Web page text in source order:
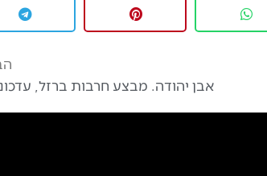
אבן יהודה. מבצע חרבות ברזל,